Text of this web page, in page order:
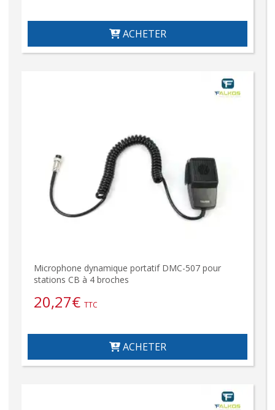
ACHETER
Microphone dynamique portatif DMC-507 pour
stations CB à 4 broches
20,27€ TTC
ACHETER